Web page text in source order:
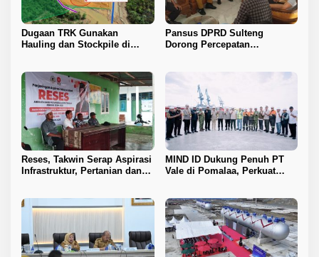
Dugaan TRK Gunakan
Hauling dan Stockpile di
Pansus DPRD Sulteng
Dorong Percepatan
Reses, Takwin Serap Aspirasi
Infrastruktur, Pertanian dan
MIND ID Dukung Penuh PT
Vale di Pomalaa, Perkuat